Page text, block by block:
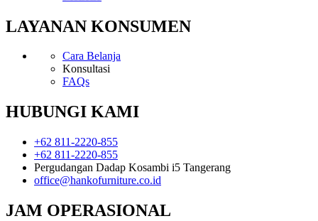
LAYANAN KONSUMEN
Cara Belanja
Konsultasi
FAQs
HUBUNGI KAMI
+62 811-2220-855
+62 811-2220-855
Pergudangan Dadap Kosambi i5 Tangerang
office@hankofurniture.co.id
JAM OPERASIONAL